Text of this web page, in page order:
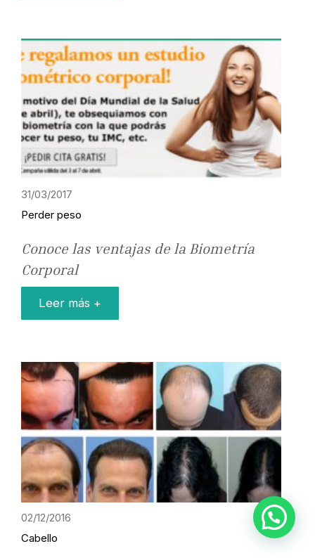
31/03/2017
Perder peso
Conoce las ventajas de la Biometría
Corporal
Leer más +
02/12/2016
Cabello